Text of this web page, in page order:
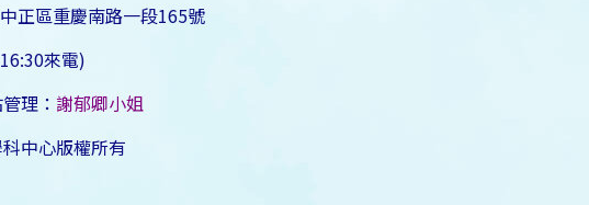
正區重慶南路一段165號
來電)
理：謝郁卿小姐
中心版權所有